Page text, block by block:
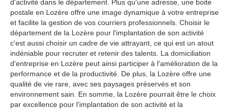
d'activité dans le département. Plus qu'une adresse, une boite
postale en Lozère offre une image dynamique à votre entreprise
et facilite la gestion de vos courriers professionnels. Choisir le
département de la Lozère pour l'implantation de son activité
c'est aussi choisir un cadre de vie attrayant, ce qui est un atout
indéniable pour recruter et retenir des talents. La domiciliation
d'entreprise en Lozère peut ainsi participer à l'amélioration de la
performance et de la productivité. De plus, la Lozère offre une
qualité de vie rare, avec ses paysages préservés et son
environnement sain. En somme, la Lozère pourrait être le choix
par excellence pour l'implantation de son activité et la